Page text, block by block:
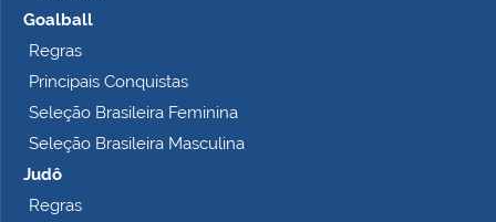
Goalball
Regras
Principais Conquistas
Seleção Brasileira Feminina
Seleção Brasileira Masculina
Judô
Regras